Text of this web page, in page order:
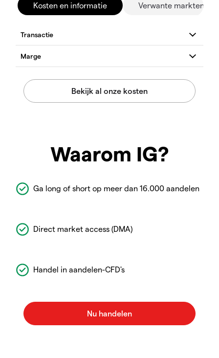
Kosten en informatie Verwante markten
Waarom IG?
Ga long of short op meer dan 16.000 aandelen
Direct market access (DMA)
Handel in aandelen-CFD's